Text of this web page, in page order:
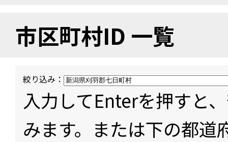
市区町村ID 一覧
絞り込み：
入力してEnterを押すと
みます。または下の都道